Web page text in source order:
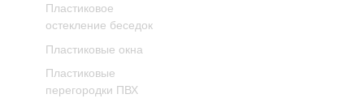
Пластиковое
остекление беседок
Пластиковые окна
Пластиковые
перегородки ПВХ